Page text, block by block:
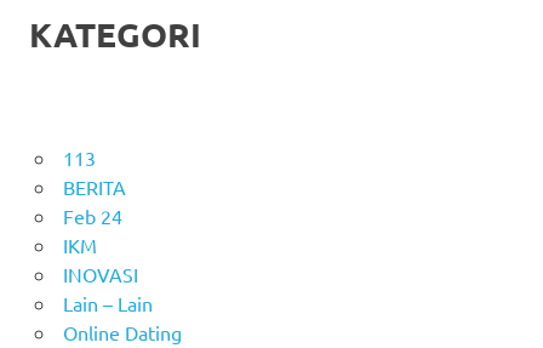
KATEGORI
113
BERITA
Feb 24
IKM
INOVASI
Lain – Lain
Online Dating